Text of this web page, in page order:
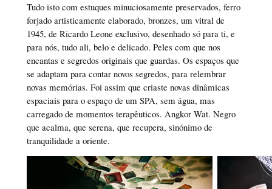
Tudo isto com estuques minuciosamente preservados, ferro
forjado artisticamente elaborado, bronzes, um vitral de
1945, de Ricardo Leone exclusivo, desenhado só para ti, e
para nós, tudo ali, belo e delicado. Peles com que nos
encantas e segredos originais que guardas. Os espaços que
se adaptam para contar novos segredos, para relembrar
novas memórias. Foi assim que criaste novas dinâmicas
espaciais para o espaço de um SPA, sem água, mas
carregado de momentos terapêuticos. Angkor Wat. Negro
que acalma, que serena, que recupera, sinónimo de
tranquilidade a oriente.